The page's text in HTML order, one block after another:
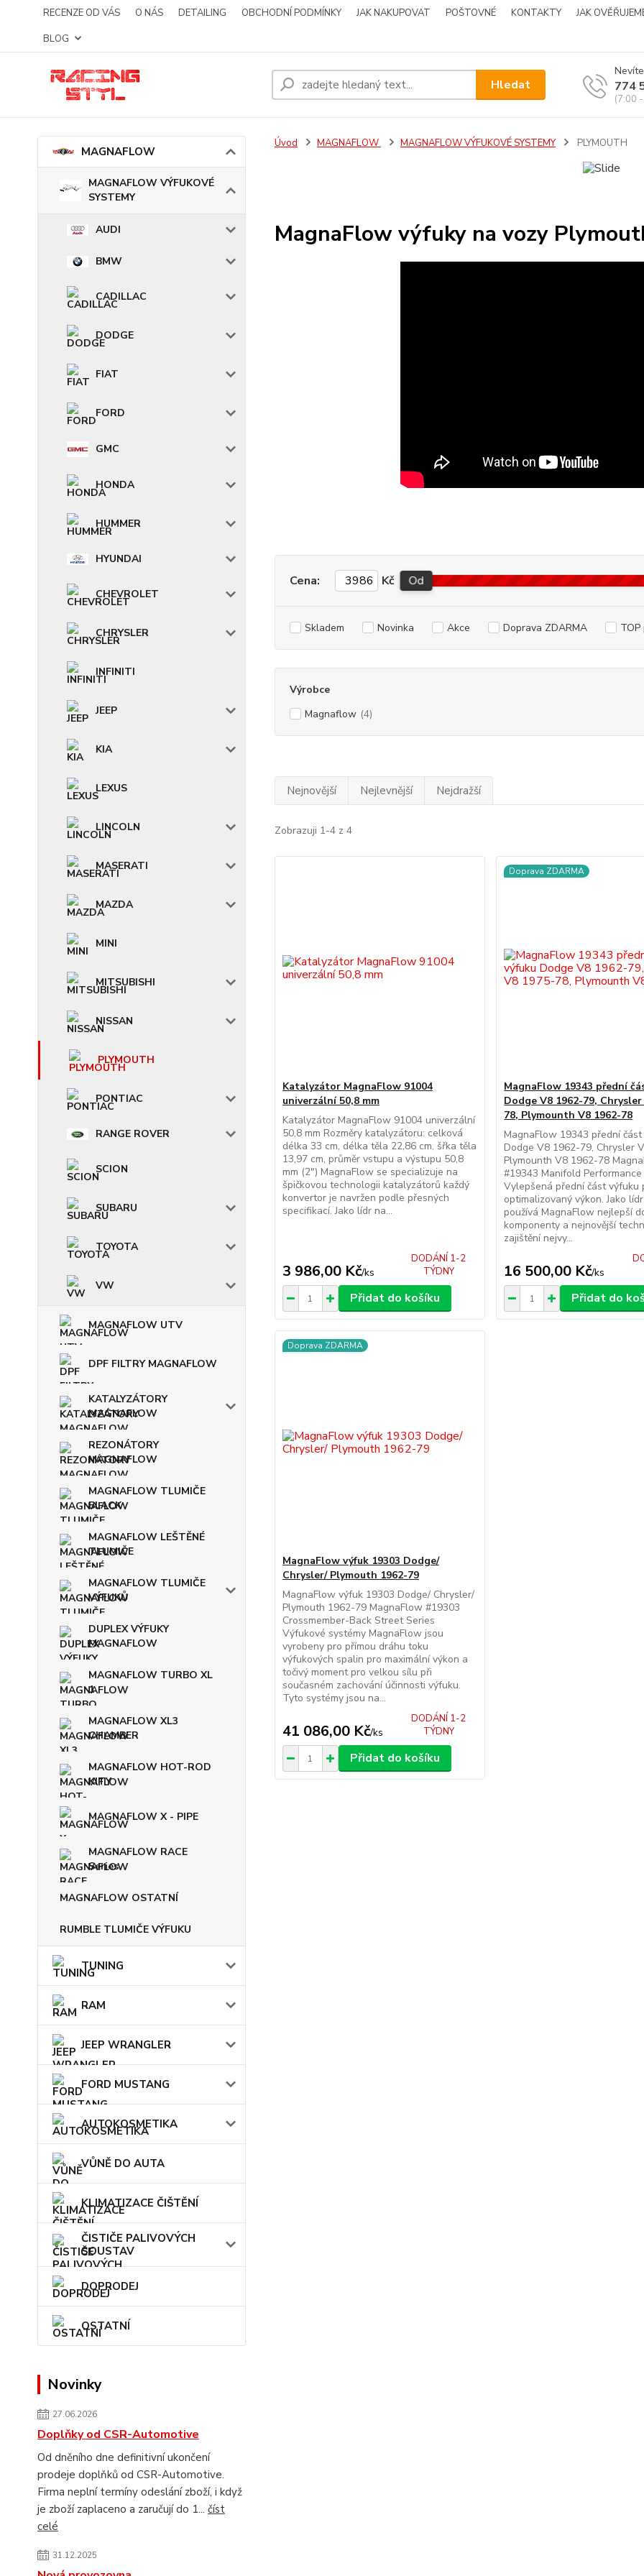
RECENZE OD VÁS O NÁS DETAILING OBCHODNÍ PODMÍNKY JAK NAKUPOVAT POŠTOVNÉ KONTAKTY
JAK
BLOG
Hledat 774
(7:00
MAGNAFLOW
MAGNAFLOW VÝFUKOVÉ
SYSTEMY
AUDI
BMW
CADILLAC
DODGE
FIAT
FORD
GMC
HONDA
HUMMER
HYUNDAI
CHEVROLET
CHRYSLER
INFINITI
JEEP
KIA
LEXUS
LINCOLN
MASERATI
MAZDA
MINI
MITSUBISHI
NISSAN
PLYMOUTH
PONTIAC
RANGE ROVER
SCION
SUBARU
TOYOTA
VW
MAGNAFLOW UTV
DPF FILTRY MAGNAFLOW
KATALYZÁTORY
MAGNAFLOW
REZONÁTORY
MAGNAFLOW
MAGNAFLOW TLUMIČE
BLACK
MAGNAFLOW LEŠTĚNÉ
TLUMIČE
MAGNAFLOW TLUMIČE
VÝFUKŮ
DUPLEX VÝFUKY
MAGNAFLOW
MAGNAFLOW TURBO XL
1
MAGNAFLOW XL3
CHAMBER
MAGNAFLOW HOT-ROD
KITY
MAGNAFLOW X - PIPE
MAGNAFLOW RACE
Series
MAGNAFLOW OSTATNÍ
RUMBLE TLUMIČE VÝFUKU
TUNING
RAM
JEEP WRANGLER
FORD MUSTANG
AUTOKOSMETIKA
VŮNĚ DO AUTA
KLIMATIZACE ČIŠTĚNÍ
ČISTIČE PALIVOVÝCH
SOUSTAV
DOPRODEJ
OSTATNÍ
Novinky
27.06.2026
Doplňky od CSR-Automotive
Od dněního dne definitivní ukončení
prodeje doplňků od CSR-Automotive.
Firma neplní termíny odeslání zboží, i když
je zboží zaplaceno a zaručují do 1... číst
celé
31.12.2025
Úvod MAGNAFLOW MAGNAFLOW VÝFUKOVÉ SYSTEMY PLYMOUTH
MagnaFlow výfuky na vozy
Cena: Kč Od
Skladem Novinka Akce Doprava ZDARMA
Výrobce
Magnaflow (4)
Nejnovější Nejlevnější Nejdražší
Zobrazuji 1-4 z 4
Katalyzátor MagnaFlow 91004
univerzální 50,8 mm
Katalyzátor MagnaFlow 91004 univerzální
50,8 mm Rozměry katalyzátoru: celková
délka 33 cm, délka těla 22,86 cm, šřka těla
13,97 cm, průměr vstupu a výstupu 50,8
mm (2") MagnaFlow se specializuje na
špičkovou technologii katalyzátorů každý
konvertor je navržen podle přesných
specifikací. Jako lídr na...
3 986,00 Kč/ks
DODÁNÍ 1-2
TÝDNY
Přidat do košíku
Doprava ZDARMA
MagnaFlow 19343 přední
Dodge V8 1962-79, Chrysler
78, Plymounth V8 1962-78
MagnaFlow 19343 přední
Dodge V8 1962-79, Chrysler
Plymounth V8 1962-78
#19343 Manifold Performance
Vylepšená přední část výfuku
optimalizovaný výkon. Jako
používá MagnaFlow nejlepší
komponenty a nejnovější
zajištění nejvy...
16 500,00 Kč/ks
Přidat do
Doprava ZDARMA
MagnaFlow výfuk 19303 Dodge/
Chrysler/ Plymouth 1962-79
MagnaFlow výfuk 19303 Dodge/ Chrysler/
Plymouth 1962-79 MagnaFlow #19303
Crossmember-Back Street Series
Výfukové systémy MagnaFlow jsou
vyrobeny pro přímou dráhu toku
výfukových spalin pro maximální výkon a
točivý moment pro velkou sílu při
současném zachování účinnosti výfuku.
Tyto systémy jsou na...
41 086,00 Kč/ks
DODÁNÍ 1-2
TÝDNY
Přidat do košíku